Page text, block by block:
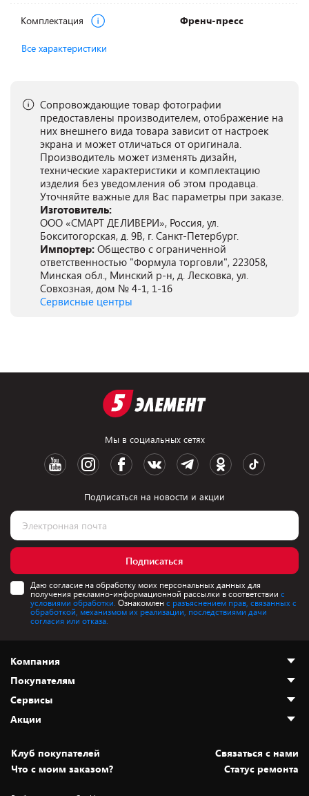
Комплектация Френч-пресс
Все характеристики
Сопровождающие товар фотографии
предоставлены производителем, отображение на
них внешнего вида товара зависит от настроек
экрана и может отличаться от оригинала.
Производитель может изменять дизайн,
технические характеристики и комплектацию
изделия без уведомления об этом продавца.
Уточняйте важные для Вас параметры при заказе.
Изготовитель:
ООО «СМАРТ ДЕЛИВЕРИ», Россия, ул.
Бокситогорская, д. 9В, г. Санкт-Петербург.
Импортер: Общество с ограниченной
ответственностью "Формула торговли", 223058,
Минская обл., Минский р-н, д. Лесковка, ул.
Совхозная, дом № 4-1, 1-16
Сервисные центры
Мы в социальных сетях
Подписаться на новости и акции
Подписаться
Даю согласие на обработку моих персональных данных для
получения рекламно-информационной рассылки в соответствии с
условиями обработки. Ознакомлен с разъяснением прав, связанных с
обработкой, механизмом их реализации, последствиями дачи
согласия или отказа.
Компания
О нас
Адреса магазинов
Новости
Статьи и обзоры
Вакансии
Покупателям
Как сделать заказ
Оплата и доставка
Безналичный расчёт
Обмен и возврат товара
Сервисы
Установка техники
Для игровых консолей
Акции
Скидки и промокоды
Белорусские товары
Клуб покупателей
Cвязаться с нами
Что с моим заказом?
Статус ремонта